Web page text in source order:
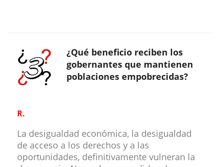
¿Qué beneficio reciben los
gobernantes que mantienen
poblaciones empobrecidas?
R.
La desigualdad económica, la desigualdad
de acceso a los derechos y a las
oportunidades, definitivamente vulneran la